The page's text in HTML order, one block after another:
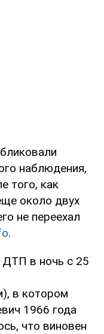
наблюдения,
того, как
около двух
не переехал
.
ДТП в ночь с 25
в котором
1966 года
что виновен